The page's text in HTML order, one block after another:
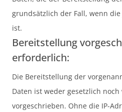
grundsätzlich der Fall, wenn
ist.
Bereitstellung
erforderlich:
Die Bereitstellung der
Daten ist weder gesetzlich
vorgeschrieben. Ohne die IP-